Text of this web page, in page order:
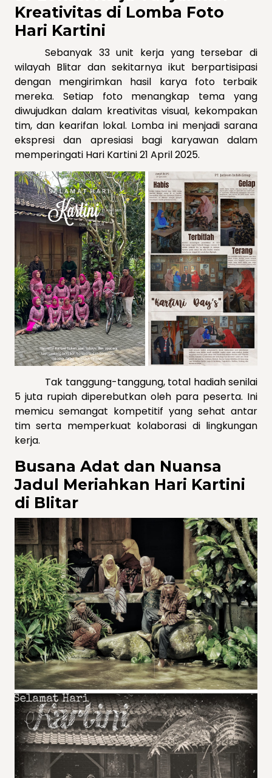
Kreativitas di Lomba Foto
Hari Kartini
Sebanyak 33 unit kerja yang tersebar di
wilayah Blitar dan sekitarnya ikut berpartisipasi
dengan mengirimkan hasil karya foto terbaik
mereka. Setiap foto menangkap tema yang
diwujudkan dalam kreativitas visual, kekompakan
tim, dan kearifan lokal. Lomba ini menjadi sarana
ekspresi dan apresiasi bagi karyawan dalam
memperingati Hari Kartini 21 April 2025.
Tak tanggung-tanggung, total hadiah senilai
5 juta rupiah diperebutkan oleh para peserta. Ini
memicu semangat kompetitif yang sehat antar
tim serta memperkuat kolaborasi di lingkungan
kerja.
Busana Adat dan Nuansa
Jadul Meriahkan Hari Kartini
di Blitar